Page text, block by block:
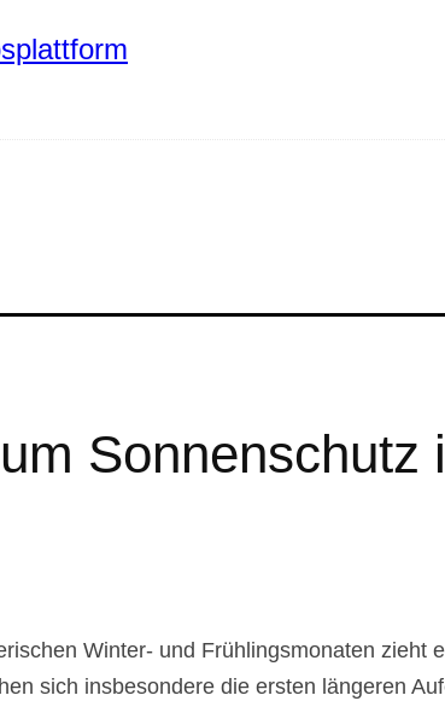
Sonnenschutz
Winter- und Frühlingsmonaten zieht
sich insbesondere die ersten längeren